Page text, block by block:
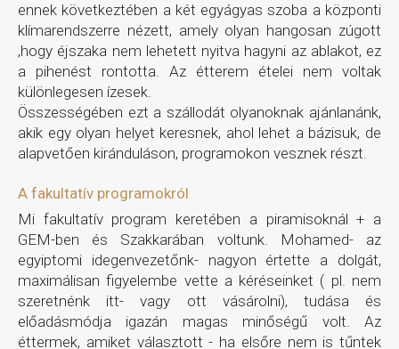
ennek következtében a két egyágyas szoba a központi
klímarendszerre nézett, amely olyan hangosan zúgott
,hogy éjszaka nem lehetett nyitva hagyni az ablakot, ez
a pihenést rontotta. Az étterem ételei nem voltak
különlegesen ízesek.
Összességében ezt a szállodát olyanoknak ajánlanánk,
akik egy olyan helyet keresnek, ahol lehet a bázisuk, de
alapvetően kiránduláson, programokon vesznek részt.
A fakultatív programokról
Mi fakultatív program keretében a piramisoknál + a
GEM-ben és Szakkarában voltunk. Mohamed- az
egyiptomi idegenvezetőnk- nagyon értette a dolgát,
maximálisan figyelembe vette a kéréseinket ( pl. nem
szeretnénk itt- vagy ott vásárolni), tudása és
előadásmódja igazán magas minőségű volt. Az
éttermek, amiket választott - ha elsőre nem is tűntek